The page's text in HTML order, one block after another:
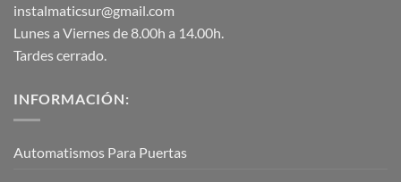
instalmaticsur@gmail.com
Lunes a Viernes de 8.00h a 14.00h.
Tardes cerrado.
INFORMACIÓN:
Automatismos Para Puertas